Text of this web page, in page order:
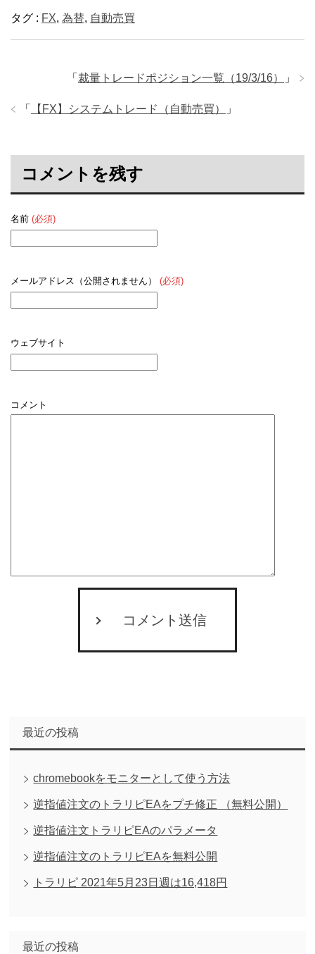
タグ : FX, 為替, 自動売買
「 裁量トレードポジション一覧（19/3/16） 」
「 【FX】システムトレード（自動売買） 」
コメントを残す
名前 (必須)
メールアドレス（公開されません） (必須)
ウェブサイト
コメント
コメント送信
最近の投稿
chromebookをモニターとして使う方法
逆指値注文のトラリピEAをプチ修正 （無料公開）
逆指値注文トラリピEAのパラメータ
逆指値注文のトラリピEAを無料公開
トラリピ 2021年5月23日週は16,418円
最近の投稿